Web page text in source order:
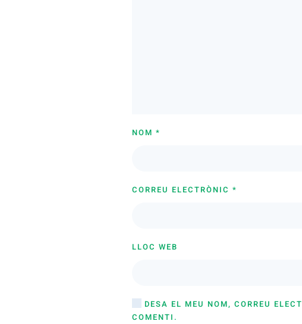
NOM *
CORREU ELECTRÒNIC *
LLOC WEB
DESA EL MEU NOM, CORREU
COMENTI.